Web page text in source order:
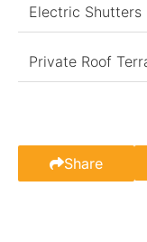
Electric Shutters
Private Roof
Share